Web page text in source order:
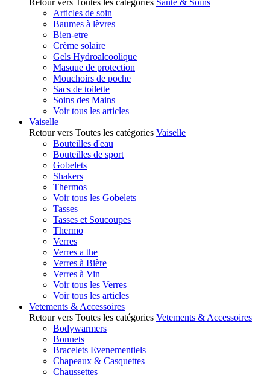
Retour vers Toutes les catégories Santé & Soins
Articles de soin
Baumes à lèvres
Bien-etre
Crème solaire
Gels Hydroalcoolique
Masque de protection
Mouchoirs de poche
Sacs de toilette
Soins des Mains
Voir tous les articles
Vaiselle
Retour vers Toutes les catégories Vaiselle
Bouteilles d'eau
Bouteilles de sport
Gobelets
Shakers
Thermos
Voir tous les Gobelets
Tasses
Tasses et Soucoupes
Thermo
Verres
Verres a the
Verres à Bière
Verres à Vin
Voir tous les Verres
Voir tous les articles
Vetements & Accessoires
Retour vers Toutes les catégories Vetements & Accessoires
Bodywarmers
Bonnets
Bracelets Evenementiels
Chapeaux & Casquettes
Chaussettes